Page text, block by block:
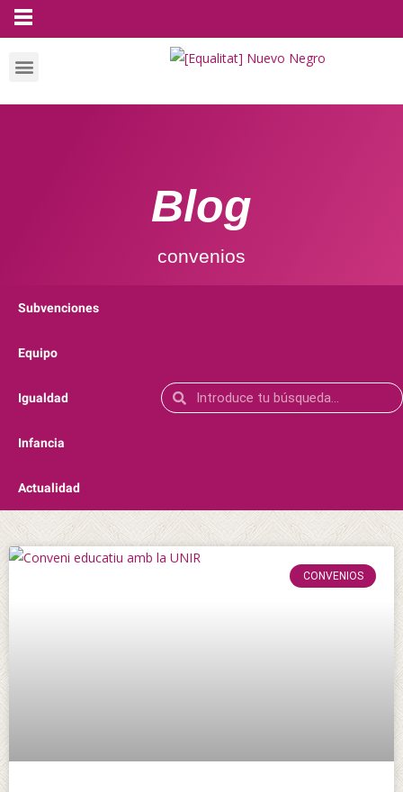
Blog
convenios
Subvenciones
Equipo
Igualdad
Infancia
Actualidad
CONVENIOS